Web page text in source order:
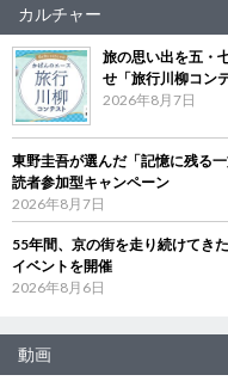
カルチャー
旅の思い出を五・
せ「旅行川柳コン
2026年8月7日
東野圭吾が選んだ「記憶に残る
読者参加型キャンペーン
2026年8月7日
55年間、京の街を走り続けてき
イベントを開催
2026年8月6日
動画